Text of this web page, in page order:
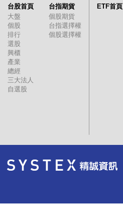
台股首頁
大盤
個股
排行
選股
興櫃
產業
總經
三大法人
自選股
台指期貨
個股期貨
台指選擇權
個股選擇權
ETF首頁